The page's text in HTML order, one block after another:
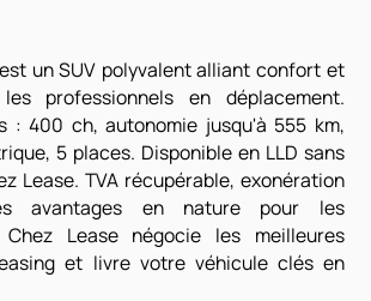
un SUV polyvalent alliant confort et
professionnels en déplacement.
: 400 ch, autonomie jusqu'à 555 km,
5 places. Disponible en LLD sans
Lease. TVA récupérable, exonération
avantages en nature pour les
Chez Lease négocie les meilleures
et livre votre véhicule clés en